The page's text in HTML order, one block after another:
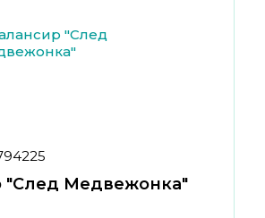
"След Медвежонка"